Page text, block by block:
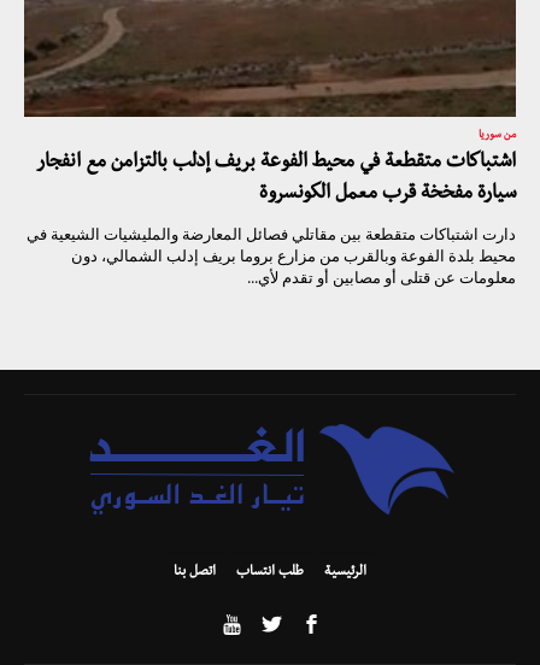
من سوريا
اشتباكات متقطعة في محيط الفوعة بريف إدلب بالتزامن مع انفجار
سيارة مفخخة قرب معمل الكونسروة
دارت اشتباكات متقطعة بين مقاتلي فصائل المعارضة والمليشيات الشيعية في
محيط بلدة الفوعة وبالقرب من مزارع بروما بريف إدلب الشمالي، دون
معلومات عن قتلى أو مصابين أو تقدم لأي...
الرئيسية طلب انتساب اتصل بنا